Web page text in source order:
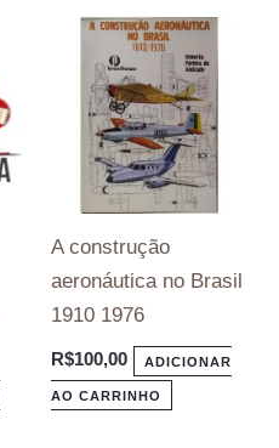
A construção
aeronáutica no Brasil
1910 1976
R$100,00 ADICIONAR
AO CARRINHO